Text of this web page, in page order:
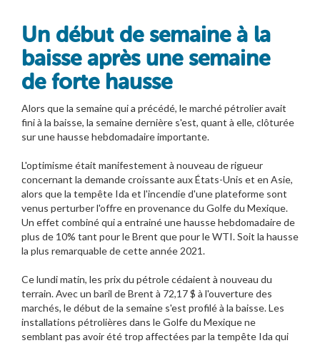
Un début de semaine à la
baisse après une semaine
de forte hausse
Alors que la semaine qui a précédé, le marché pétrolier avait
fini à la baisse, la semaine dernière s'est, quant à elle, clôturée
sur une hausse hebdomadaire importante.
L'optimisme était manifestement à nouveau de rigueur
concernant la demande croissante aux États-Unis et en Asie,
alors que la tempête Ida et l'incendie d'une plateforme sont
venus perturber l'offre en provenance du Golfe du Mexique.
Un effet combiné qui a entrainé une hausse hebdomadaire de
plus de 10% tant pour le Brent que pour le WTI. Soit la hausse
la plus remarquable de cette année 2021.
Ce lundi matin, les prix du pétrole cédaient à nouveau du
terrain. Avec un baril de Brent à 72,17 $ à l'ouverture des
marchés, le début de la semaine s'est profilé à la baisse. Les
installations pétrolières dans le Golfe du Mexique ne
semblant pas avoir été trop affectées par la tempête Ida qui